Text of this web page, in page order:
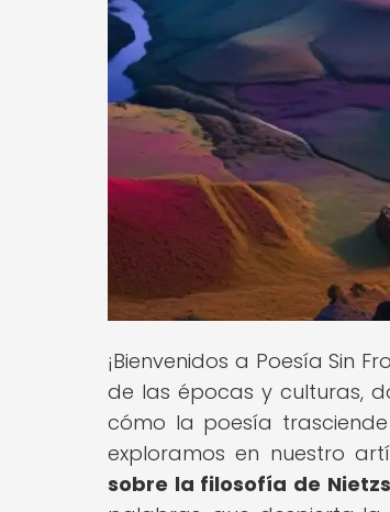
¡Bienvenidos a Poesía Sin
de las épocas y culturas,
cómo la poesía
exploramos en nuestro
sobre la filosofía de